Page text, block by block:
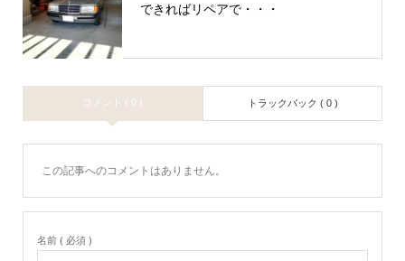
できればリペアで・・・
コメント ( 0 ) トラックバック ( 0 )
この記事へのコメントはありません。
名前 ( 必須 )